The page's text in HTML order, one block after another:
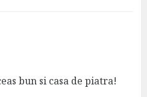
bun si casa de piatra!